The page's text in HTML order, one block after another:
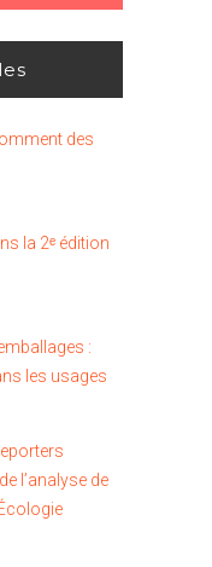
des
la 2ᵉ édition
:
les usages
l’analyse de